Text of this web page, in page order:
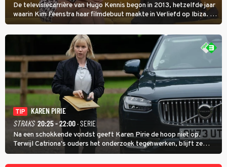
De televisiecarrière van Hugo Kennis begon in 2013, hetzelfde jaar
waarin Kim Feenstra haar filmdebuut maakte in Verliefd op Ibiza. In
Oh, Wat een Jaar! wordt duidelijk wat ze nog meer weten van het
jaar waarin ze allebei eindtwintigers waren.
TIP
KAREN PIRIE
STRAKS 20:25 - 22:00· SERIE
Na een schokkende vondst geeft Karen Pirie de hoop niet op.
Terwijl Catriona's ouders het onderzoek tegenwerken, blijft ze
speuren naar Adam. In deze slotaflevering van Karen Pirie leidt het
spoor via Frankrijk en Italië naar Malta.